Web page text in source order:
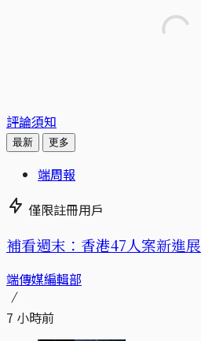
評論須知
最新 更多
端周報
僅限註冊用戶
補看週末：香港47人案新進展
端傳媒編輯部
7 小時前